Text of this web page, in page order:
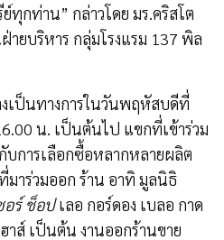
กท่าน” กล่าวโดย มร.คริสโต
ยบริหาร กลุ่มโรงแรม 137 พิล
เป็นทางการในวันพฤหัสบดีที่
น. เป็นต้นไป แขกที่เข้าร่วม
บการเลือกซื้อหลากหลายผลิต
าร่วมออก ร้าน อาทิ มูลนิธิ
อร์ ช็อปเลอ กอร์ดอง เบลอ กาด
าส์ เป็นต้น งานออกร้านขาย